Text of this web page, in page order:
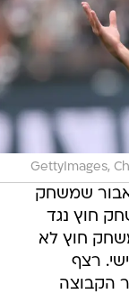
GettyImages,
שמשחק
חוץ נגד
חוץ לא
רצף
הקבוצה